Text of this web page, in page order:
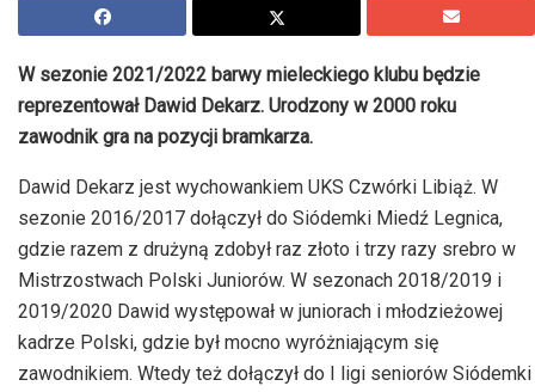
W sezonie 2021/2022 barwy mieleckiego klubu będzie
reprezentował Dawid Dekarz. Urodzony w 2000 roku
zawodnik gra na pozycji bramkarza.
Dawid Dekarz jest wychowankiem UKS Czwórki Libiąż. W
sezonie 2016/2017 dołączył do Siódemki Miedź Legnica,
gdzie razem z drużyną zdobył raz złoto i trzy razy srebro w
Mistrzostwach Polski Juniorów. W sezonach 2018/2019 i
2019/2020 Dawid występował w juniorach i młodzieżowej
kadrze Polski, gdzie był mocno wyróżniającym się
zawodnikiem. Wtedy też dołączył do I ligi seniorów Siódemki